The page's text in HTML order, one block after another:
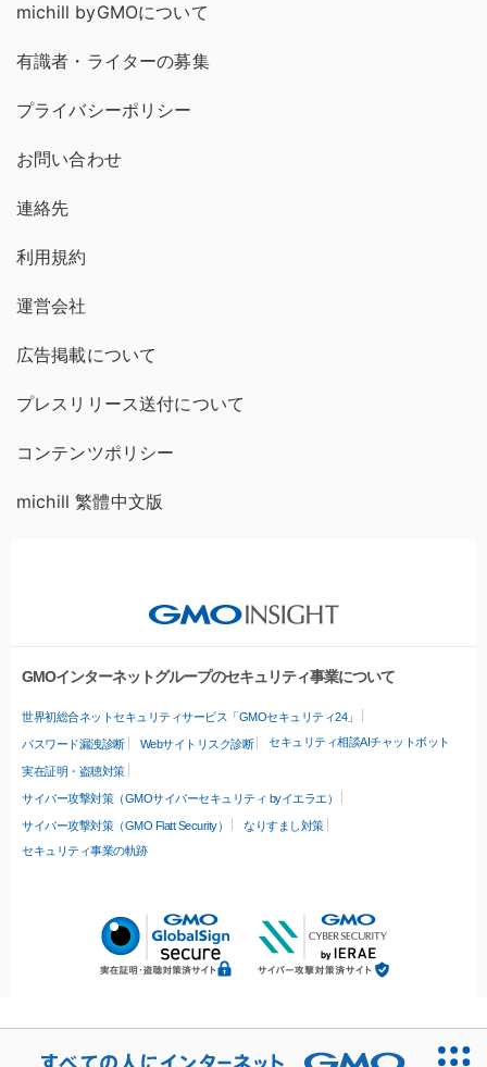
michill byGMOについて
有識者・ライターの募集
プライバシーポリシー
お問い合わせ
連絡先
利用規約
運営会社
広告掲載について
プレスリリース送付について
コンテンツポリシー
michill 繁體中文版
GMOインターネットグループのセキュリティ事業について
世界初総合ネットセキュリティサービス「GMOセキュリティ24」
パスワード漏洩診断 Webサイトリスク診断 セキュリティ相談AIチャットボット
実在証明・盗聴対策
サイバー攻撃対策（GMOサイバーセキュリティ byイエラエ）
サイバー攻撃対策（GMO Flatt Security）
なりすまし対策
セキュリティ事業の軌跡